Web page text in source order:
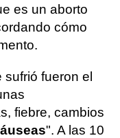
es un aborto
cómo
sufrió fueron el
fiebre, cambios
". A las 10